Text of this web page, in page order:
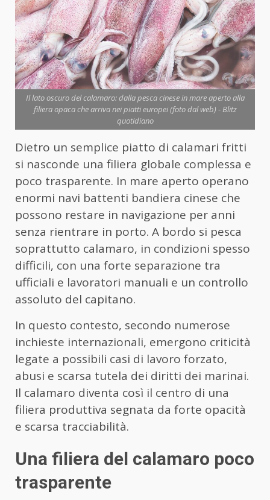
Il lato oscuro del calamaro: dalla pesca cinese in mare aperto alla
filiera opaca che arriva nei piatti europei (foto dal web) - Blitz
quotidiano
Dietro un semplice piatto di calamari fritti
si nasconde una filiera globale complessa e
poco trasparente. In mare aperto operano
enormi navi battenti bandiera cinese che
possono restare in navigazione per anni
senza rientrare in porto. A bordo si pesca
soprattutto calamaro, in condizioni spesso
difficili, con una forte separazione tra
ufficiali e lavoratori manuali e un controllo
assoluto del capitano.
In questo contesto, secondo numerose
inchieste internazionali, emergono criticità
legate a possibili casi di lavoro forzato,
abusi e scarsa tutela dei diritti dei marinai.
Il calamaro diventa così il centro di una
filiera produttiva segnata da forte opacità
e scarsa tracciabilità.
Una filiera del calamaro poco
trasparente